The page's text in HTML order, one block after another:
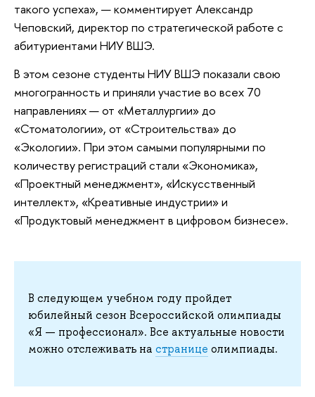
такого успеха», — комментирует Александр
Чеповский, директор по стратегической работе с
абитуриентами НИУ ВШЭ.
В этом сезоне студенты НИУ ВШЭ показали свою
многогранность и приняли участие во всех 70
направлениях — от «Металлургии» до
«Стоматологии», от «Строительства» до
«Экологии». При этом самыми популярными по
количеству регистраций стали «Экономика»,
«Проектный менеджмент», «Искусственный
интеллект», «Креативные индустрии» и
«Продуктовый менеджмент в цифровом бизнесе».
В следующем учебном году пройдет
юбилейный сезон Всероссийской олимпиады
«Я — профессионал». Все актуальные новости
можно отслеживать на странице олимпиады.